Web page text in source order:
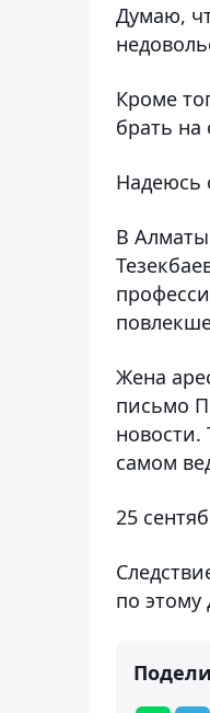
Думаю,
Кроме
брать
Надеюсь
В
Жена
письмо
самом
25
по этому